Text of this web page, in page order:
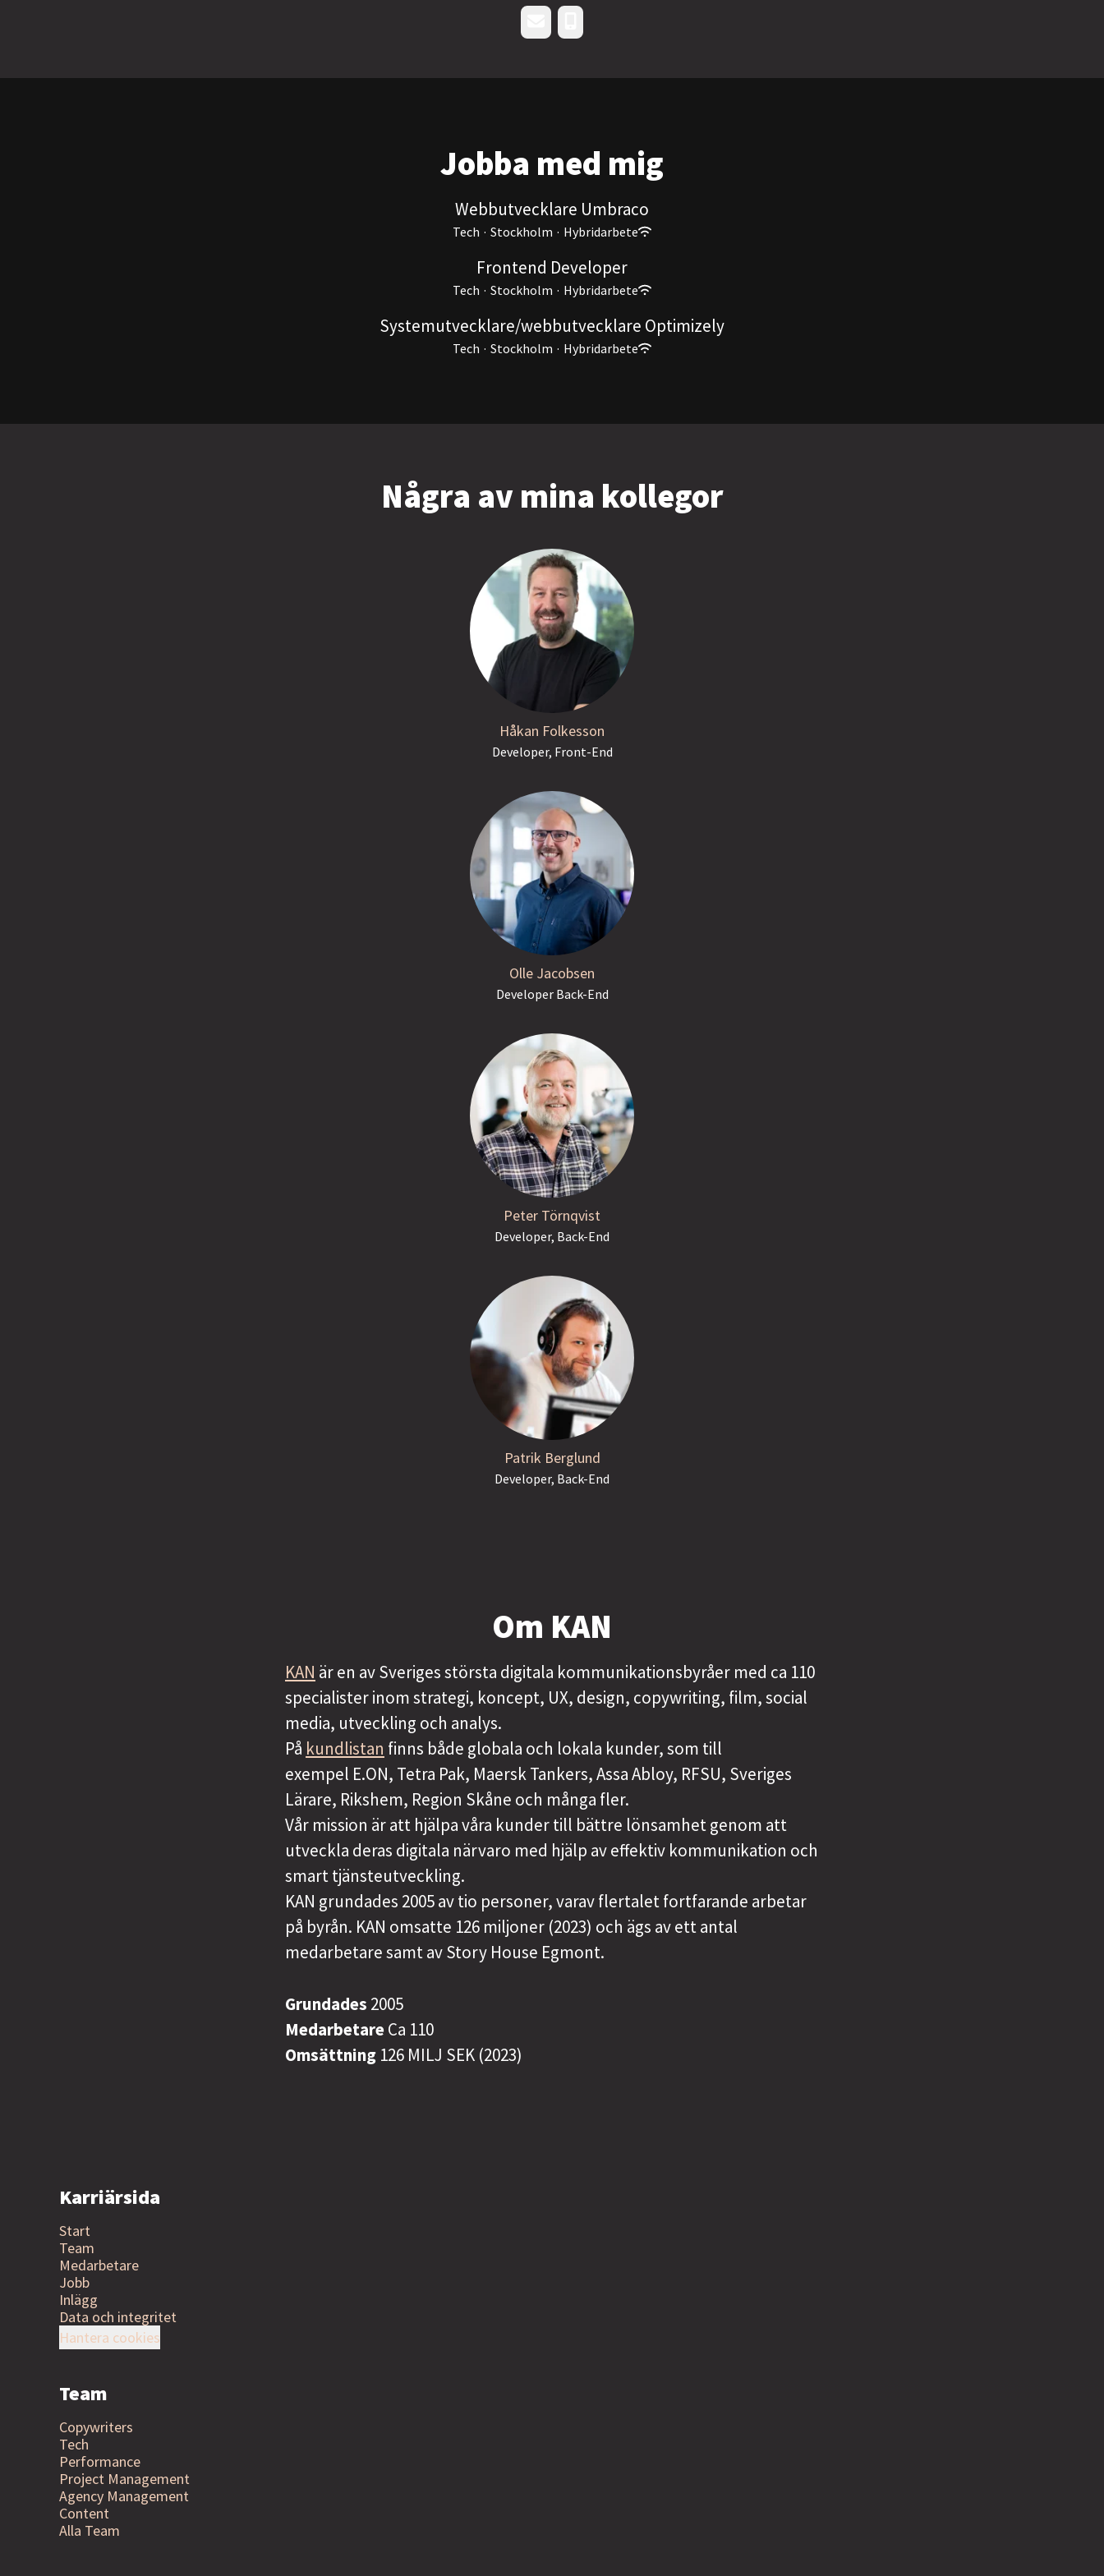
Jobba med mig
Webbutvecklare Umbraco
Tech · Stockholm · Hybridarbete
Frontend Developer
Tech · Stockholm · Hybridarbete
Systemutvecklare/webbutvecklare Optimizely
Tech · Stockholm · Hybridarbete
Några av mina kollegor
Håkan Folkesson
Developer, Front-End
Olle Jacobsen
Developer Back-End
Peter Törnqvist
Developer, Back-End
Patrik Berglund
Developer, Back-End
Om KAN
KAN är en av Sveriges största digitala kommunikationsbyråer med ca 110
specialister inom strategi, koncept, UX, design, copywriting, film, social
media, utveckling och analys.
På kundlistan finns både globala och lokala kunder, som till
exempel E.ON, Tetra Pak, Maersk Tankers, Assa Abloy, RFSU, Sveriges
Lärare, Rikshem, Region Skåne och många fler.
Vår mission är att hjälpa våra kunder till bättre lönsamhet genom att
utveckla deras digitala närvaro med hjälp av effektiv kommunikation och
smart tjänsteutveckling.
KAN grundades 2005 av tio personer, varav flertalet fortfarande arbetar
på byrån. KAN omsatte 126 miljoner (2023) och ägs av ett antal
medarbetare samt av Story House Egmont.
Grundades 2005
MedarbetareCa 110
Omsättning 126 MILJ SEK (2023)
Karriärsida
Start
Team
Medarbetare
Jobb
Inlägg
Data och integritet
Hantera cookies
Team
Copywriters
Tech
Performance
Project Management
Agency Management
Content
Alla Team